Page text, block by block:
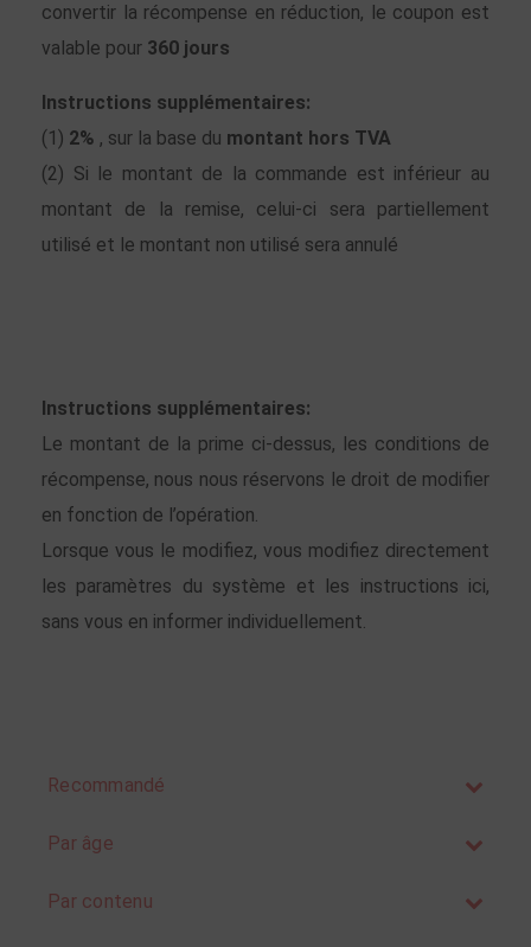
convertir la récompense en réduction, le coupon est
valable pour 360 jours
Instructions supplémentaires:
(1) 2% , sur la base du montant hors TVA
(2) Si le montant de la commande est inférieur au
montant de la remise, celui-ci sera partiellement
utilisé et le montant non utilisé sera annulé
Instructions supplémentaires:
Le montant de la prime ci-dessus, les conditions de
récompense, nous nous réservons le droit de modifier
en fonction de l’opération.
Lorsque vous le modifiez, vous modifiez directement
les paramètres du système et les instructions ici,
sans vous en informer individuellement.
Recommandé
Par âge
Par contenu